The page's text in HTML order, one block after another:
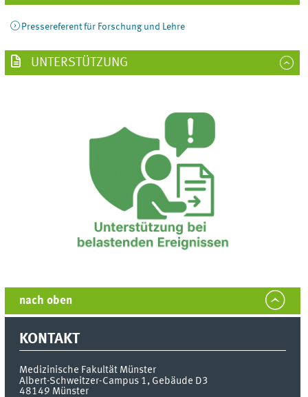
Pressereferent für Forschung und Lehre
UNTERSTÜTZUNG
nach oben
KONTAKT
Medizinische Fakultät Münster
Albert-Schweitzer-Campus 1, Gebäude D3
48149 Münster